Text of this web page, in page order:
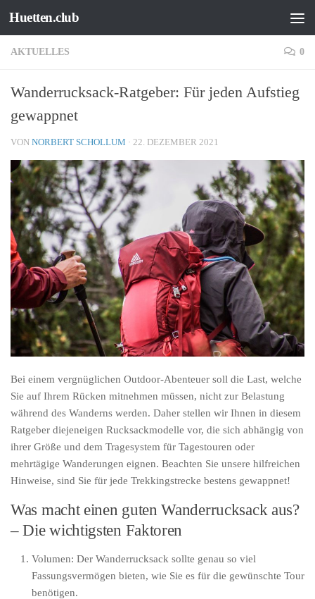
Zum Inhalt springen
Huetten.club
AKTUELLES 0
Wanderrucksack-Ratgeber: Für jeden Aufstieg
gewappnet
VON NORBERT SCHOLLUM · 22. DEZEMBER 2021
Bei einem vergnüglichen Outdoor-Abenteuer soll die Last, welche
Sie auf Ihrem Rücken mitnehmen müssen, nicht zur Belastung
während des Wanderns werden. Daher stellen wir Ihnen in diesem
Ratgeber diejeneigen Rucksackmodelle vor, die sich abhängig von
ihrer Größe und dem Tragesystem für Tagestouren oder
mehrtägige Wanderungen eignen. Beachten Sie unsere hilfreichen
Hinweise, sind Sie für jede Trekkingstrecke bestens gewappnet!
Was macht einen guten Wanderrucksack aus?
– Die wichtigsten Faktoren
Volumen: Der Wanderrucksack sollte genau so viel
Fassungsvermögen bieten, wie Sie es für die gewünschte Tour
benötigen.